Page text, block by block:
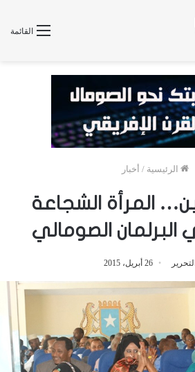
القائمة
الرئيسية / أخبار
المرأة الشجاعة
البرلمان الصومالي
التحرير 26 أبريل، 2015